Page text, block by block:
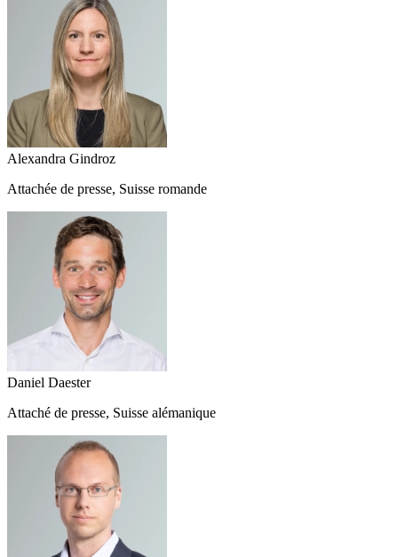
Alexandra Gindroz
Attachée de presse, Suisse romande
Daniel Daester
Attaché de presse, Suisse alémanique